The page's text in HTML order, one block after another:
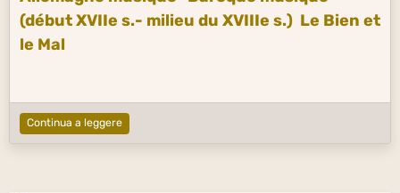
(début XVIIe s.- milieu du XVIIIe s.) Le Bien et
le Mal
Continua a leggere